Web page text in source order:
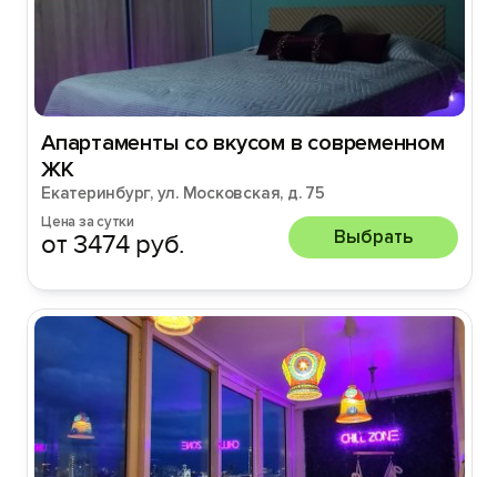
Апартаменты со вкусом в современном
ЖК
Екатеринбург, ул. Московская, д. 75
Цена за сутки
от 3474 руб. Выбрать